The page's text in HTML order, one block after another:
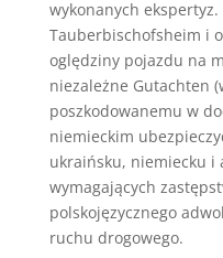
wykonanych ekspertyz.
Tauberbischofsheim i
oględziny pojazdu na
niezależne Gutachten
poszkodowanemu w
niemieckim
ukraińsku, niemiecku i
wymagających
polskojęzycznego
ruchu drogowego.